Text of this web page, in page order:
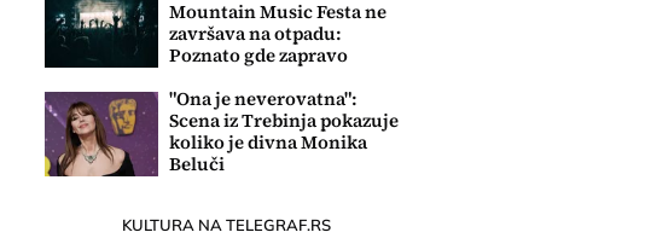
Mountain Music Festa ne
završava na otpadu:
Poznato gde zapravo
"Ona je neverovatna":
Scena iz Trebinja pokazuje
koliko je divna Monika
Beluči
KULTURA NA TELEGRAF.RS